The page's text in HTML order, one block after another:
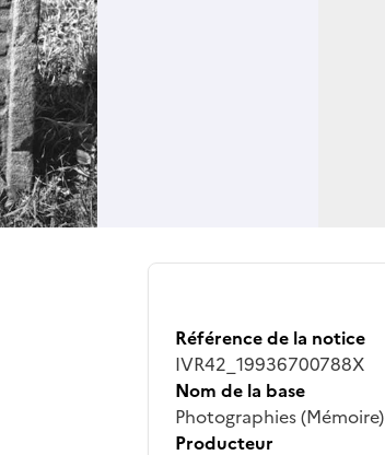
Référence de la notice
IVR42_19936700788X
Nom de la base
Photographies (Mémoire)
Producteur